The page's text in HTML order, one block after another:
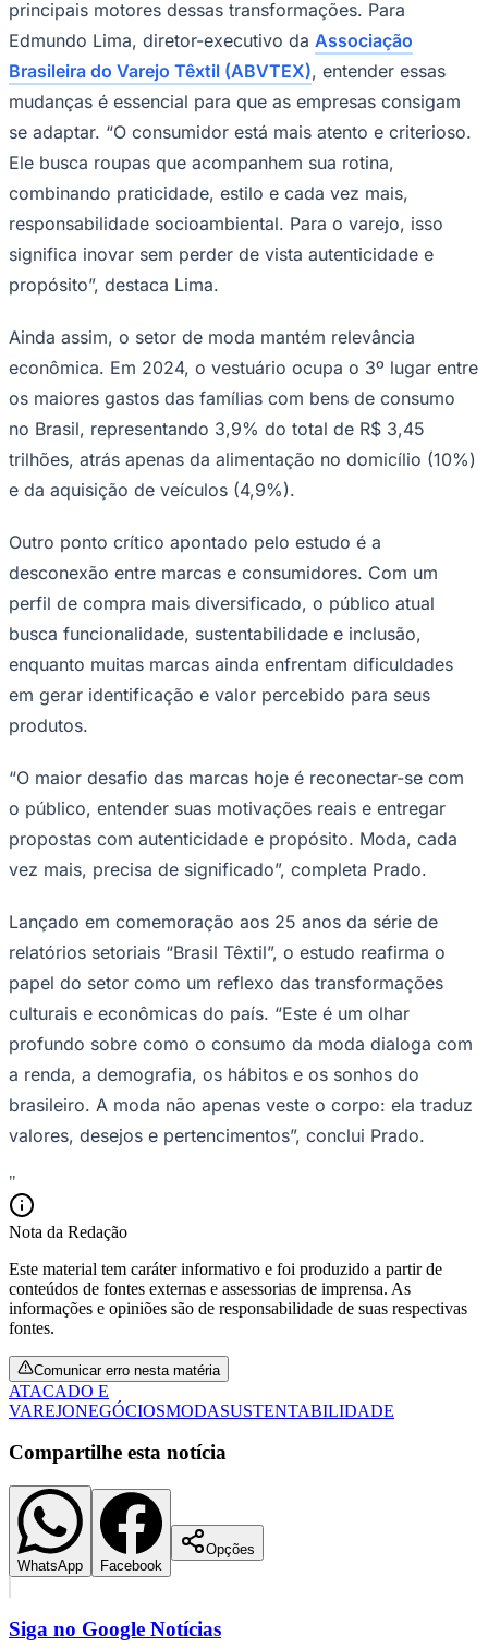
Corinthians
Palmeiras
São Paulo
principais motores dessas transformações. Para
Edmundo Lima, diretor-executivo da Associação
Brasileira do Varejo Têxtil (ABVTEX), entender essas
mudanças é essencial para que as empresas consigam
se adaptar. “O consumidor está mais atento e criterioso.
Ele busca roupas que acompanhem sua rotina,
combinando praticidade, estilo e cada vez mais,
responsabilidade socioambiental. Para o varejo, isso
significa inovar sem perder de vista autenticidade e
propósito”, destaca Lima.
Ainda assim, o setor de moda mantém relevância
econômica. Em 2024, o vestuário ocupa o 3º lugar entre
os maiores gastos das famílias com bens de consumo
no Brasil, representando 3,9% do total de R$ 3,45
trilhões, atrás apenas da alimentação no domicílio (10%)
e da aquisição de veículos (4,9%).
Outro ponto crítico apontado pelo estudo é a
desconexão entre marcas e consumidores. Com um
perfil de compra mais diversificado, o público atual
busca funcionalidade, sustentabilidade e inclusão,
enquanto muitas marcas ainda enfrentam dificuldades
em gerar identificação e valor percebido para seus
produtos.
“O maior desafio das marcas hoje é reconectar-se com
o público, entender suas motivações reais e entregar
propostas com autenticidade e propósito. Moda, cada
vez mais, precisa de significado”, completa Prado.
Lançado em comemoração aos 25 anos da série de
relatórios setoriais “Brasil Têxtil”, o estudo reafirma o
papel do setor como um reflexo das transformações
culturais e econômicas do país. “Este é um olhar
profundo sobre como o consumo da moda dialoga com
a renda, a demografia, os hábitos e os sonhos do
brasileiro. A moda não apenas veste o corpo: ela traduz
valores, desejos e pertencimentos”, conclui Prado.
"
Nota da Redação
Este material tem caráter informativo e foi produzido a partir de
conteúdos de fontes externas e assessorias de imprensa. As
informações e opiniões são de responsabilidade de suas respectivas
fontes.
Comunicar erro nesta matéria
ATACADO E
VAREJONEGÓCIOSMODASUSTENTABILIDADE
Compartilhe esta notícia
WhatsApp Facebook
Opções
Siga no Google Notícias